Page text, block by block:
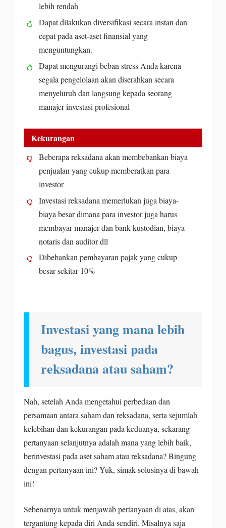
lebih rendah
Dapat dilakukan diversifikasi secara instan dan
cepat pada aset-aset finansial yang
menguntungkan.
Dapat mengurangi beban stress Anda karena
segala pengelolaan akan diserahkan secara
menyeluruh dan langsung kepada seorang
manajer investasi profesional
Kekurangan
Beberapa reksadana akan membebankan biaya
penjualan yang cukup memberatkan para
investor
Investasi reksadana memerlukan juga biaya-
biaya besar dimana para investor juga harus
membayar manajer dan bank kustodian, biaya
notaris dan auditor dll
Dibebankan pembayaran pajak yang cukup
besar sekitar 10%
Investasi yang mana lebih
bagus, investasi pada
reksadana atau saham?
Nah, setelah Anda mengetahui perbedaan dan
persamaan antara saham dan reksadana, serta sejumlah
kelebihan dan kekurangan pada keduanya, sekarang
pertanyaan selanjutnya adalah mana yang lebih baik,
berinvestasi pada aset saham atau reksadana? Bingung
dengan pertanyaan ini? Yuk, simak solusinya di bawah
ini!
Sebenarnya untuk menjawab pertanyaan di atas, akan
tergantung kepada diri Anda sendiri. Misalnya saja